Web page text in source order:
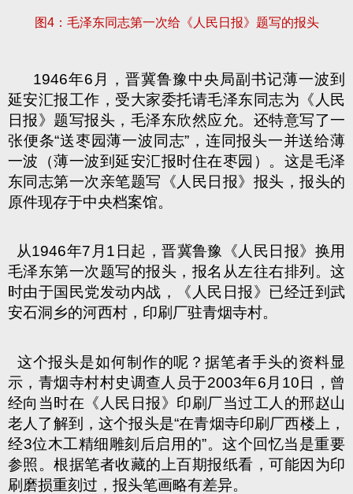
图4：毛泽东同志第一次给《人民日报》题写的报头
1946年6 月，晋冀鲁豫中央局副书记薄一波到
延安汇报工作，受大家委托请毛泽东同志为《人民
日报》题写报头，毛泽东欣然应允。还特意写了一
张便条“送枣园薄一波同志” ，连同报头一并送给薄
一波（薄一波到延安汇报时住在枣园）。这是毛泽
东同志第一次亲笔题写《人民日报》报头，报头的
原件现存于中央档案馆。
从1946年7 月 1 日 起，晋冀鲁豫《人民日报》换用
毛泽东第一次题写的报头，报名从左往右排列。这
时由于国民党发动内战，《人民日报》已经迁到武
安石洞乡的河西村，印刷厂驻青烟寺村。
这个报头是如何制作的呢？据笔者手头的资料显
示，青烟寺村村史调查人员于2003年6 月 10日 ，曾
经向当时在《人民日报》印刷厂当过工人的邢赵山
老人了解到，这个报头是“在青烟寺印刷厂西楼上，
经3位木工精细雕刻后启用的”。这个回忆当是重要
参照。根据笔者收藏的上百期报纸看，可能因为印
刷磨损重刻过，报头笔画略有差异。